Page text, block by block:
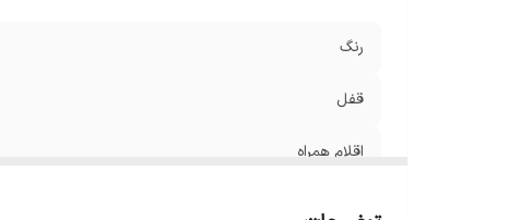
رنگ
قفل
اقلام همراه